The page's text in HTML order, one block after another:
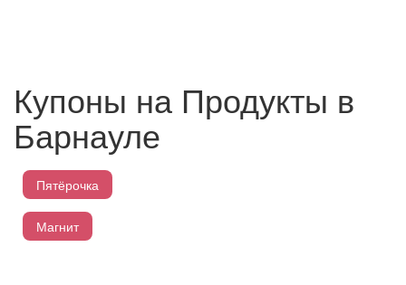
Купоны на Продукты в
Барнауле
Пятёрочка
Магнит